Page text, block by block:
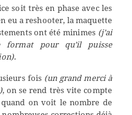
soit très en phase avec les
eu a reshooter, la maquette
ont été minimes (j’ai
format pour qu’il puisse
.
fois (un grand merci à
, on se rend très vite compte
on voit le nombre de